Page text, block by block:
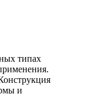
типах
и